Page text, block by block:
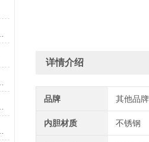
详情介绍
品牌 其他品牌
内胆材质 不锈钢